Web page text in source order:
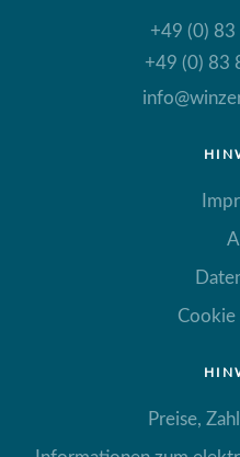
+49 (0) 83
+49 (0) 83
Cookie
Preise,